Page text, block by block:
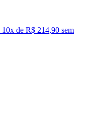
10x de R$ 214,90 sem